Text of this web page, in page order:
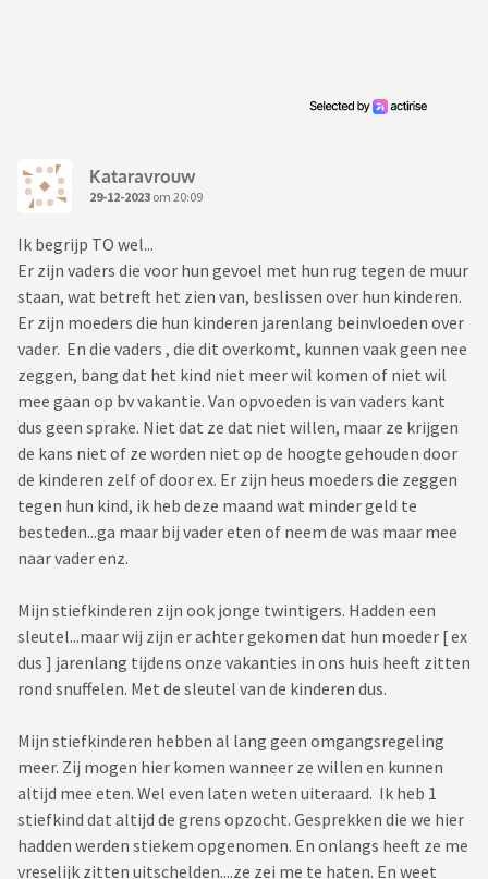
Kataravrouw
29-12-2023 om 20:09
Ik begrijp TO wel...
Er zijn vaders die voor hun gevoel met hun rug tegen de muur
staan, wat betreft het zien van, beslissen over hun kinderen.
Er zijn moeders die hun kinderen jarenlang beinvloeden over
vader. En die vaders , die dit overkomt, kunnen vaak geen nee
zeggen, bang dat het kind niet meer wil komen of niet wil
mee gaan op bv vakantie. Van opvoeden is van vaders kant
dus geen sprake. Niet dat ze dat niet willen, maar ze krijgen
de kans niet of ze worden niet op de hoogte gehouden door
de kinderen zelf of door ex. Er zijn heus moeders die zeggen
tegen hun kind, ik heb deze maand wat minder geld te
besteden...ga maar bij vader eten of neem de was maar mee
naar vader enz.
Mijn stiefkinderen zijn ook jonge twintigers. Hadden een
sleutel...maar wij zijn er achter gekomen dat hun moeder [ ex
dus ] jarenlang tijdens onze vakanties in ons huis heeft zitten
rond snuffelen. Met de sleutel van de kinderen dus.
Mijn stiefkinderen hebben al lang geen omgangsregeling
meer. Zij mogen hier komen wanneer ze willen en kunnen
altijd mee eten. Wel even laten weten uiteraard. Ik heb 1
stiefkind dat altijd de grens opzocht. Gesprekken die we hier
hadden werden stiekem opgenomen. En onlangs heeft ze me
vreselijk zitten uitschelden....ze zei me te haten. En weet